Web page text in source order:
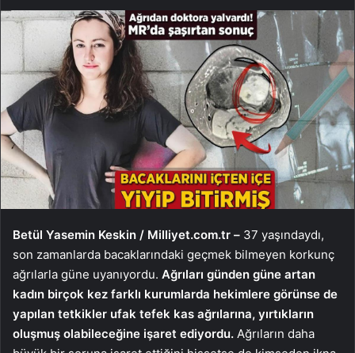
Betül Yasemin Keskin / Milliyet.com.tr – 37 yaşındaydı,
son zamanlarda bacaklarındaki geçmek bilmeyen korkunç
ağrılarla güne uyanıyordu. Ağrıları günden güne artan
kadın birçok kez farklı kurumlarda hekimlere görünse de
yapılan tetkikler ufak tefek kas ağrılarına, yırtıkların
oluşmuş olabileceğine işaret ediyordu. Ağrıların daha